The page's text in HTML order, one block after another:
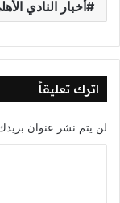
أخبار النادي
اترك تعليقاً
لن يتم نشر عنوان بريدك